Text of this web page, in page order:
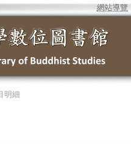
網站導覽
明細